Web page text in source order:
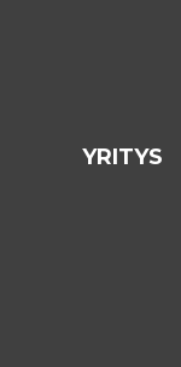
YRITYS